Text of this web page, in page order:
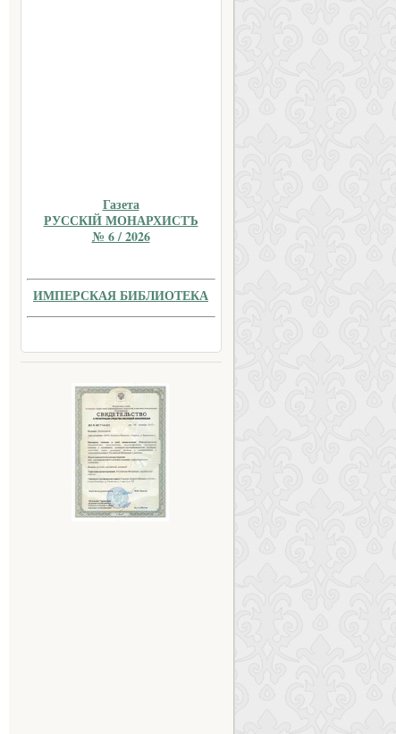
Газета
РУССКIЙ МОНАРХИСТЪ
№ 6 / 2026
ИМПЕРСКАЯ БИБЛИОТЕКА